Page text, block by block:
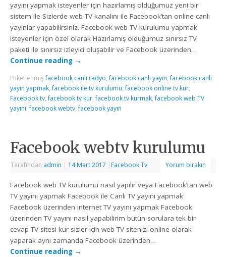
yayını yapmak isteyenler için hazırlamış olduğumuz yeni bir
sistem ile Sizlerde web TV kanalını ile Facebook’tan online canlı
yayınlar yapabilirsiniz. Facebook web TV kurulumu yapmak
isteyenler için özel olarak Hazırlamış olduğumuz sınırsız TV
paketi ile sınırsız izleyici oluşabilir ve Facebook üzerinden…
Continue reading →
Etiketlenmişfacebook canlı radyo,facebook canlı yayın,facebook canlı
yayın yapmak,facebook ile tv kurulumu,facebook online tv kur,
Facebook tv,facebook tv kur,facebook tv kurmak,facebook web TV
yayını,facebook webtv,facebook yayın
Facebook webtv kurulumu
Tarafından admin | 14 Mart 2017 | Facebook Tv Yorum bırakın
Facebook web TV kurulumu nasıl yapılır veya Facebook’tan web
TV yayını yapmak Facebook ile Canlı TV yayını yapmak
Facebook üzerinden internet TV yayını yapmak Facebook
üzerinden TV yayını nasıl yapabilirim bütün sorulara tek bir
cevap TV sitesi kur sizler için web TV sitenizi online olarak
yaparak aynı zamanda Facebook üzerinden…
Continue reading →